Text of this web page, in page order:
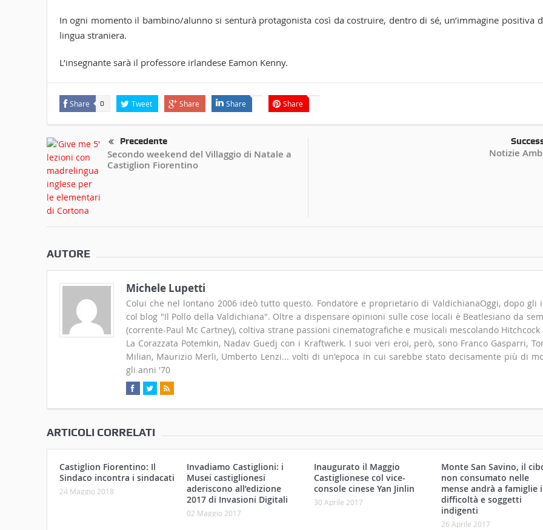
In ogni momento il bambino/alunno si senturà protagonista così da costruire, dentro di sé, un’immagine positiva
lingua straniera.
L’insegnante sarà il professore irlandese Eamon Kenny.
Share 0 Tweet Share Share Share
Precedente
Secondo weekend del Villaggio di Natale a
Castiglion Fiorentino
Notizie
AUTORE
Michele Lupetti
Colui che nel lontano 2006 ideò tutto questo. Fondatore e proprietario di ValdichianaOggi, dopo gli
col blog "Il Pollo della Valdichiana". Oltre a dispensare opinioni sulle cose locali è Beatlesiano da
(corrente-Paul Mc Cartney), coltiva strane passioni cinematografiche e musicali mescolando Hitchcock
La Corazzata Potemkin, Nadav Guedj con i Kraftwerk. I suoi veri eroi, però, sono Franco Gasparri,
Milian, Maurizio Merli, Umberto Lenzi... volti di un'epoca in cui sarebbe stato decisamente più di
gli anni '70
ARTICOLI CORRELATI
Castiglion Fiorentino: Il
Sindaco incontra i sindacati
24 Maggio 2018
Invadiamo Castiglioni: i
Musei castiglionesi
aderiscono all’edizione
2017 di Invasioni Digitali
02 Maggio 2017
Inaugurato il Maggio
Castiglionese col vice-
console cinese Yan Jinlin
30 Aprile 2017
Monte San Savino, il
non consumato nelle
mense andrà a famiglie
difficoltà e soggetti
indigenti
26 Aprile 2017